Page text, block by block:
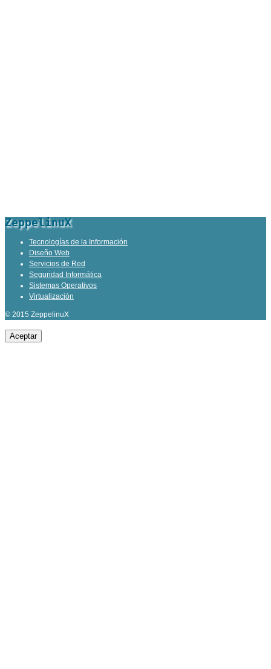
ZeppelinuX
Tecnologías de la Información
Diseño Web
Servicios de Red
Seguridad Informática
Sistemas Operativos
Virtualización
© 2015 ZeppelinuX
Aceptar